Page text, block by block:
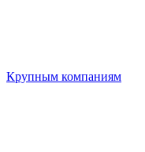
Крупным компаниям